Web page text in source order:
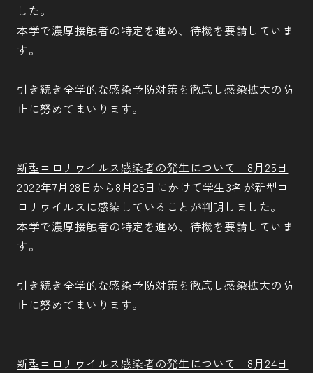
した。
本学で濃厚接触者の特定を進め、待機を要請していま
す。
引き続き全学的な感染予防対策を徹底し感染拡大の防
止に努めてまいります。
新型コロナウイルス感染者の発生について 8月25日
2022年7月28日から8月25日にかけて学生3名が新型コ
ロナウイルスに感染していることが判明しました。
本学で濃厚接触者の特定を進め、待機を要請していま
す。
引き続き全学的な感染予防対策を徹底し感染拡大の防
止に努めてまいります。
新型コロナウイルス感染者の発生について 8月24日